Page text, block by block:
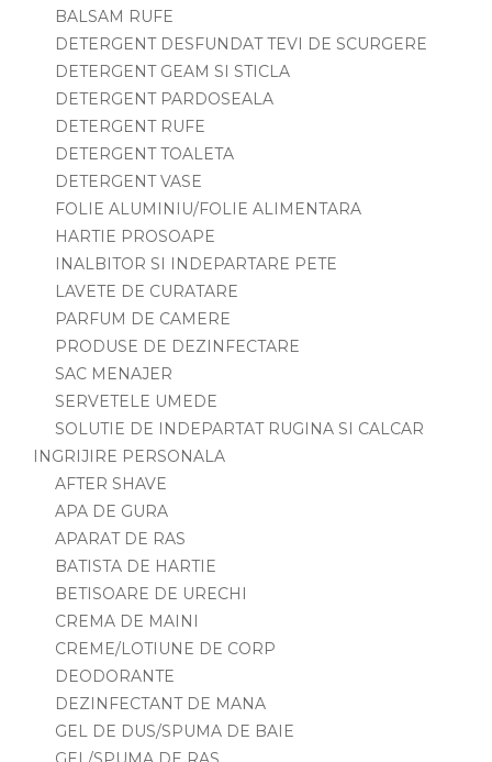
BALSAM RUFE
DETERGENT DESFUNDAT TEVI DE SCURGERE
DETERGENT GEAM SI STICLA
DETERGENT PARDOSEALA
DETERGENT RUFE
DETERGENT TOALETA
DETERGENT VASE
FOLIE ALUMINIU/FOLIE ALIMENTARA
HARTIE PROSOAPE
INALBITOR SI INDEPARTARE PETE
LAVETE DE CURATARE
PARFUM DE CAMERE
PRODUSE DE DEZINFECTARE
SAC MENAJER
SERVETELE UMEDE
SOLUTIE DE INDEPARTAT RUGINA SI CALCAR
INGRIJIRE PERSONALA
AFTER SHAVE
APA DE GURA
APARAT DE RAS
BATISTA DE HARTIE
BETISOARE DE URECHI
CREMA DE MAINI
CREME/LOTIUNE DE CORP
DEODORANTE
DEZINFECTANT DE MANA
GEL DE DUS/SPUMA DE BAIE